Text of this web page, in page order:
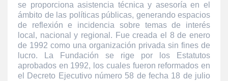
se proporciona asistencia técnica y asesoría en el
ámbito de las políticas públicas, generando espacios
de reflexión e incidencia sobre temas de interés
local, nacional y regional. Fue creada el 8 de enero
de 1992 como una organización privada sin fines de
lucro. La Fundación se rige por los Estatutos
aprobados en 1992, los cuales fueron reformados en
el Decreto Ejecutivo número 58 de fecha 18 de julio